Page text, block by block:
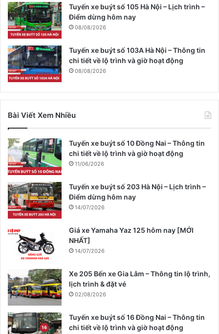
Tuyến xe buýt số 105 Hà Nội – Lịch trình –
Điểm dừng hôm nay
08/08/2026
Tuyến xe buýt số 103A Hà Nội – Thông tin
chi tiết về lộ trình và giờ hoạt động
08/08/2026
Bài Viết Xem Nhiều
Tuyến xe buýt số 10 Đồng Nai – Thông tin
chi tiết về lộ trình và giờ hoạt động
11/06/2026
Tuyến xe buýt số 203 Hà Nội – Lịch trình –
Điểm dừng hôm nay
14/07/2026
Giá xe Yamaha Yaz 125 hôm nay [MỚI
NHẤT]
14/07/2026
Xe 205 Bến xe Gia Lâm – Thông tin lộ trình,
lịch trình & đặt vé
02/08/2026
Tuyến xe buýt số 16 Đồng Nai – Thông tin
chi tiết về lộ trình và giờ hoạt động